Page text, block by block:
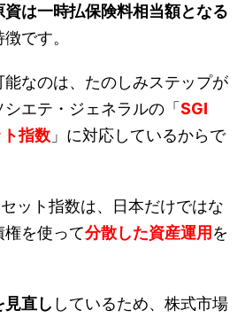
は一時払保険料相当額となる
です。
なのは、たのしみステップが
エテ・ジェネラルの「 SGI
指数 」に対応しているからで
ット指数は、日本だけではな
権を使って分散した資産運用 を
見直し しているため、株式市場